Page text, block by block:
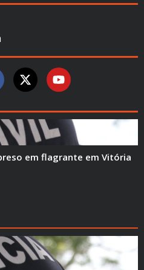
em flagrante em Vitória